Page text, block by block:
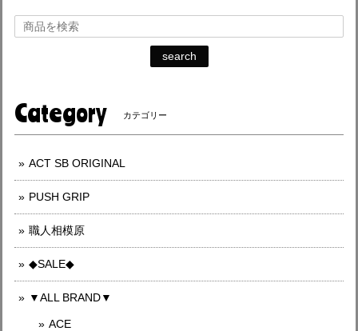
search
Category カテゴリー
ACT SB ORIGINAL
PUSH GRIP
職人相模原
◆SALE◆
▼ALL BRAND▼
ACE